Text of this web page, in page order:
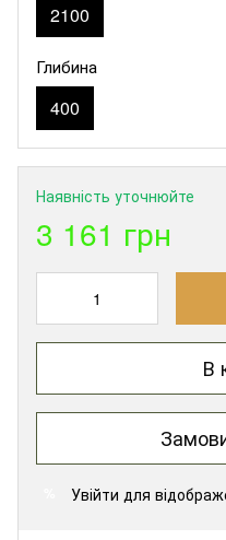
2100
Глибина
400
Наявність уточнюйте
3 161 грн
В
Увійти для